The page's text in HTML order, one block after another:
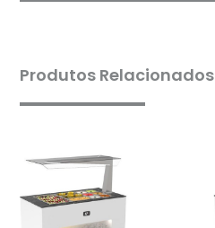
Produtos Relacionados